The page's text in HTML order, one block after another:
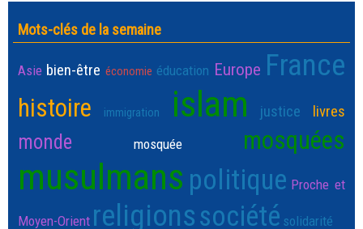
Mots-clés de la semaine
Asie bien-être économie éducation Europe France
histoire immigration islam justice livres
monde mosquée mosquées
musulmans politique Proche et
Moyen-Orient religionssociété solidarité